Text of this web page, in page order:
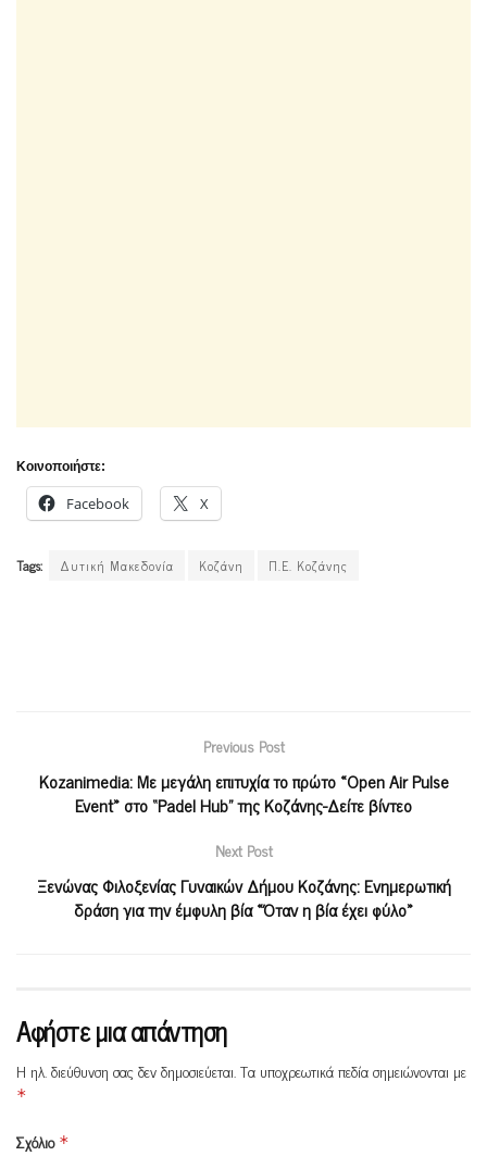
Κοινοποιήστε:
Facebook X
Tags: Δυτική Μακεδονία Κοζάνη Π.Ε. Κοζάνης
Previous Post
Kozanimedia: Με μεγάλη επιτυχία το πρώτο «Open Air Pulse
Event» στο “Padel Hub” της Κοζάνης-Δείτε βίντεο
Next Post
Ξενώνας Φιλοξενίας Γυναικών Δήμου Κοζάνης: Ενημερωτική
δράση για την έμφυλη βία «Όταν η βία έχει φύλο»
Αφήστε μια απάντηση
Η ηλ. διεύθυνση σας δεν δημοσιεύεται.Τα υποχρεωτικά πεδία σημειώνονται με
*
Σχόλιο *